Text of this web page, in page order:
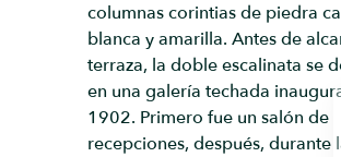
columnas corintias de piedra
blanca y amarilla. Antes de
terraza, la doble escalinata se
en una galería techada
1902. Primero fue un salón de
recepciones, después, durante